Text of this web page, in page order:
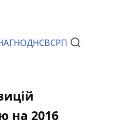
НОДНСВСРП
на 2016